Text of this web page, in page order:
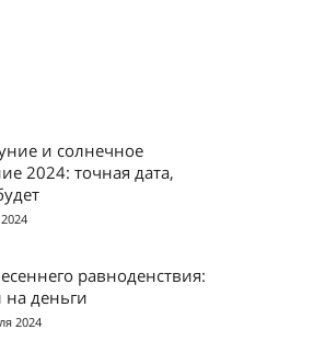
и солнечное
2024: точная дата,
равноденствия:
на деньги
2024